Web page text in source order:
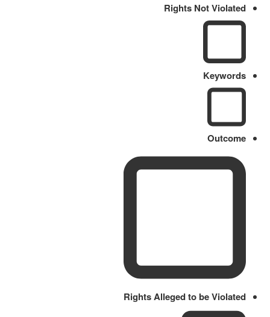
Rights Not Violated
Keywords
Outcome
Rights Alleged to be Violated